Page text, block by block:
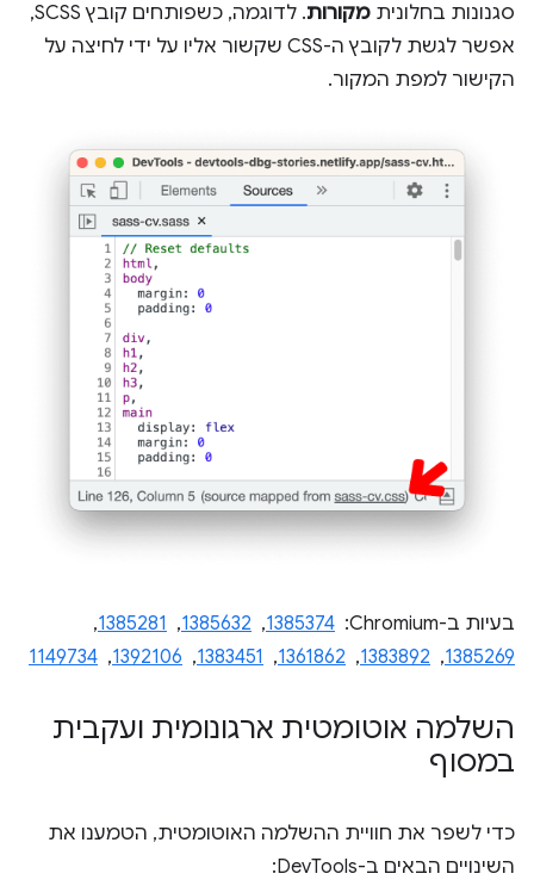
סגנונות בחלונית מקורות
. לדוגמה, כשפותחים קובץ SCSS,
אפשר לגשת לקובץ ה-CSS שקשור אליו על ידי לחיצה על
הקישור למפת המקור.
בעיות ב-Chromium: ‏ 1385374
, ‏
1385632
, ‏
1385281
, ‏
1385269
, ‏
1383892
, ‏
1361862
, ‏
1383451
, ‏
1392106
, ‏
1149734
השלמה אוטומטית ארגונומית ועקבית
במסוף
כדי לשפר את חוויית ההשלמה האוטומטית, הטמענו את
השינויים הבאים ב-DevTools: